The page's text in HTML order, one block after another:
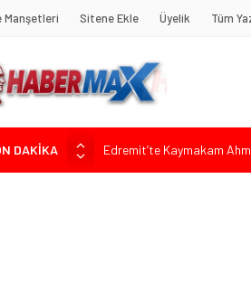
Manşetleri Sitene Ekle Üyelik Tüm
DAKİKA
Edremit’te Kaymakam
Tarihçi Yusuf